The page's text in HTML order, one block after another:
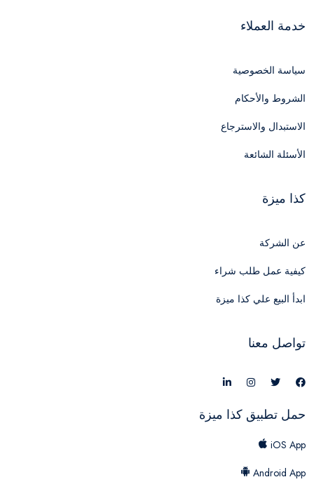
خدمة العملاء
سياسة الخصوصية
الشروط والأحكام
الاستبدال والاسترجاع
الأسئلة الشائعة
كذا ميزة
عن الشركة
كيفية عمل طلب شراء
ابدأ البيع علي كذا ميزة
تواصل معنا
حمل تطبيق كذا ميزة
iOS App
Android App